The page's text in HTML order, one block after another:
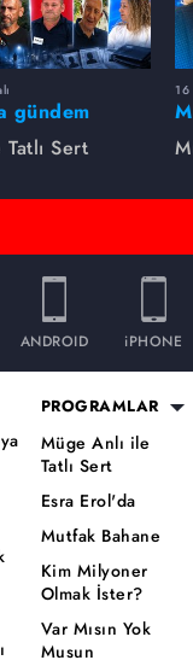
gündem
dosyaları ve
herkesi şoke
Sert
ANDROID iPHONE
PROGRAMLAR
Müge Anlı ile
Tatlı Sert
Esra Erol'da
Mutfak Bahane
Kim Milyoner
Olmak İster?
Var Mısın Yok
Musun